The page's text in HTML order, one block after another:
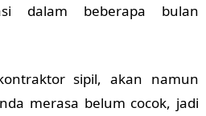
dalam beberapa bulan
sipil, akan namun
merasa belum cocok, jadi